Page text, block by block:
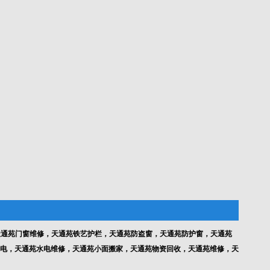
苑门窗维修，天通苑铁艺护栏，天通苑防盗窗，天通苑防护窗，天通苑
，天通苑水电维修，天通苑小面搬家，天通苑物资回收，天通苑维修，天